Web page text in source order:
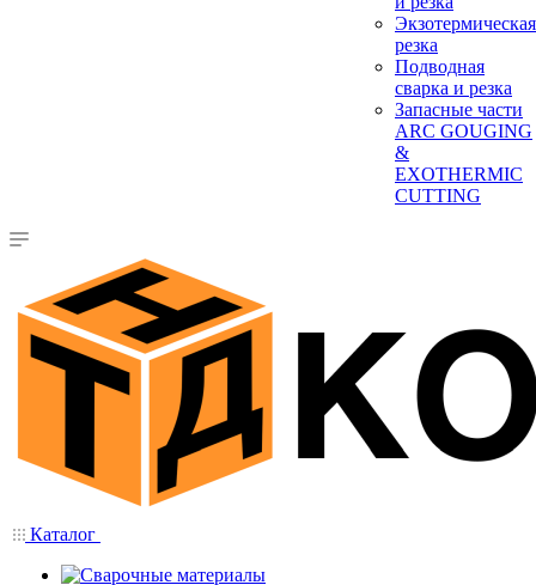
Экзотермическая
резка
Подводная
сварка и резка
Запасные части
ARC GOUGING
&
EXOTHERMIC
CUTTING
Каталог